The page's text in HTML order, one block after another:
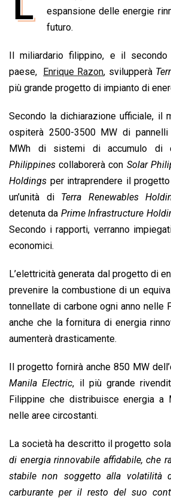
o
k
t
s
p
p
k
I
n
e
s
i
y
n
k
espansione delle energie
futuro.
Il miliardario filippino, e il
paese, Enrique Razon, svilupperà
più grande progetto di impianto di
Secondo la dichiarazione ufficiale, il
ospiterà 2500-3500 MW di
MWh di sistemi di accumulo di
Philippines collaborerà con Solar
Holdings per intraprendere il
un’unità di Terra Renewables
detenuta da Prime Infrastructure
Secondo i rapporti, verranno
economici.
L’elettricità generata dal progetto di
prevenire la combustione di un
tonnellate di carbone ogni anno nelle
anche che la fornitura di energia
aumenterà drasticamente.
Il progetto fornirà anche 850 MW
Manila Electric, il più grande
Filippine che distribuisce energia a
nelle aree circostanti.
La società ha descritto il progetto
di energia rinnovabile affidabile, che
stabile non soggetto alla volatilità
carburante per il resto del suo